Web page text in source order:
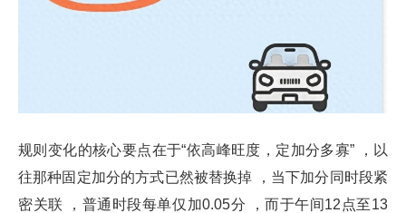
规则变化的核心要点在于“依高峰旺度，定加分多寡” ，以
往那种固定加分的方式已然被替换掉 ，当下加分同时段紧
密关联 ，普通时段每单仅加0.05分 ，而于午间12点至13